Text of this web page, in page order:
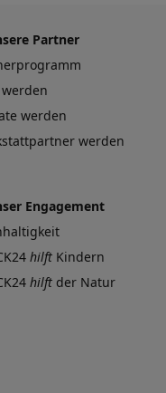
9
38,5
Partner
werden
werden
Engagement
hilft Kindern
hilft der Natur